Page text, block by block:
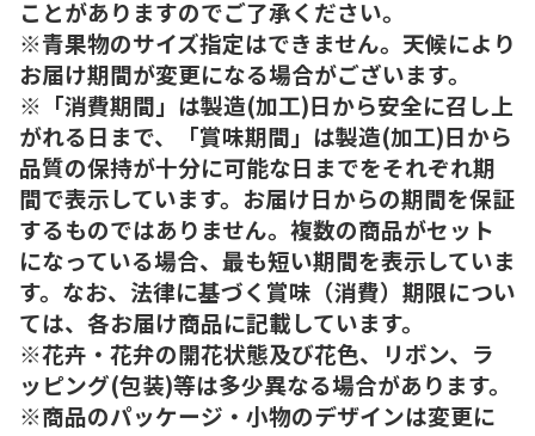
ことがありますのでご了承ください。
※青果物のサイズ指定はできません。天候により
お届け期間が変更になる場合がございます。
※「消費期間」は製造(加工)日から安全に召し上
がれる日まで、「賞味期間」は製造(加工)日から
品質の保持が十分に可能な日までをそれぞれ期
間で表示しています。お届け日からの期間を保証
するものではありません。複数の商品がセット
になっている場合、最も短い期間を表示していま
す。なお、法律に基づく賞味（消費）期限につい
ては、各お届け商品に記載しています。
※花卉・花弁の開花状態及び花色、リボン、ラ
ッピング(包装)等は多少異なる場合があります。
※商品のパッケージ・小物のデザインは変更に